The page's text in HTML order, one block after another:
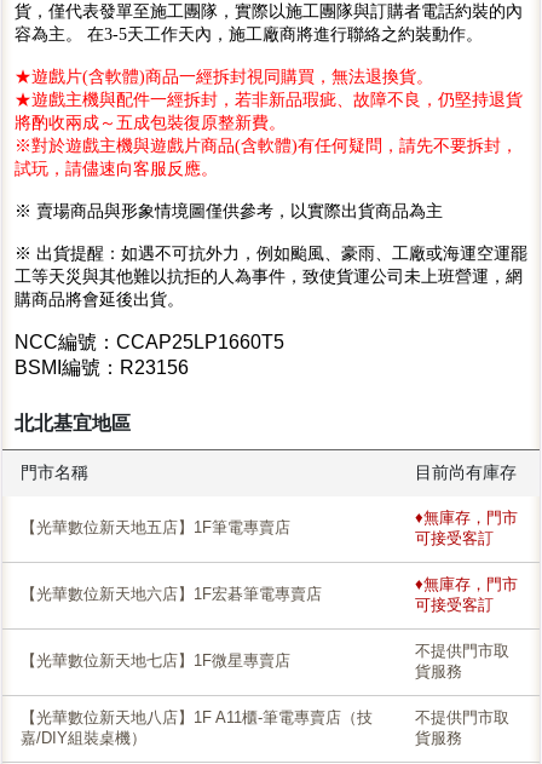
貨，僅代表發單至施工團隊，實際以施工團隊與訂購者電話約裝的內
容為主。 在3-5天工作天內，施工廠商將進行聯絡之約裝動作。
★遊戲片(含軟體)商品一經拆封視同購買，無法退換貨。
★遊戲主機與配件一經拆封，若非新品瑕疵、故障不良，仍堅持退貨
將酌收兩成～五成包裝復原整新費。
※對於遊戲主機與遊戲片商品(含軟體)有任何疑問，請先不要拆封，
試玩，請儘速向客服反應。
※ 賣場商品與形象情境圖僅供參考，以實際出貨商品為主
※ 出貨提醒：如遇不可抗外力，例如颱風、豪雨、工廠或海運空運罷
工等天災與其他難以抗拒的人為事件，致使貨運公司未上班營運，網
購商品將會延後出貨。
NCC編號：CCAP25LP1660T5
BSMI編號：R23156
北北基宜地區
門市名稱 目前尚有庫存
【光華數位新天地五店】1F筆電專賣店
♦無庫存，門市
可接受客訂
【光華數位新天地六店】1F宏碁筆電專賣店
♦無庫存，門市
可接受客訂
【光華數位新天地七店】1F微星專賣店
不提供門市取
貨服務
【光華數位新天地八店】1F A11櫃-筆電專賣店（技
嘉/DIY組裝桌機）
不提供門市取
貨服務